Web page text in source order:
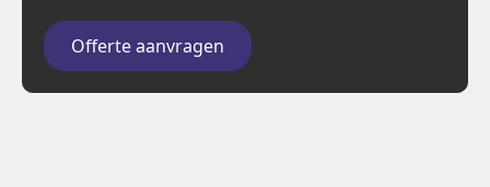
Offerte aanvragen